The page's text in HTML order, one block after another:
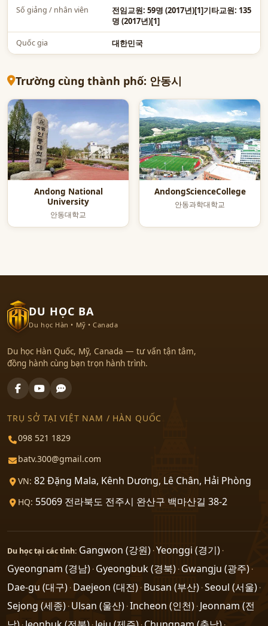
Số giảng / nhân viên
전임교원: 59명 (2017년)[1]기타교원: 135
명 (2017년)[1]
Quốc gia 대한민국
Trường cùng thành phố: 안동시
Andong National
University
안동대학교
AndongScienceCollege
안동과학대학교
DU HỌC BA
Du học Hàn • Mỹ • Canada
Du học Hàn Quốc, Mỹ, Canada — tư vấn tận tâm,
đồng hành cùng bạn trọn hành trình.
TRỤ SỞ TẠI VIỆT NAM / HÀN QUỐC
098 521 1829
batv.300@gmail.com
VN: 82 Đặng Mala, Kênh Dương, Lê Chân, Hải Phòng
HQ: 55069 전라북도 전주시 완산구 백마산길 38-2
Du học tại các tỉnh: Gangwon (강원) ·Yeonggi (경기) ·
Gyeongnam (경남) · Gyeongbuk (경북) · Gwangju (광주) ·
Dae-gu (대구) · Daejeon (대전) · Busan (부산) ·Seoul (서울) ·
Sejong (세종) · Ulsan (울산) ·Incheon (인천) · Jeonnam (전